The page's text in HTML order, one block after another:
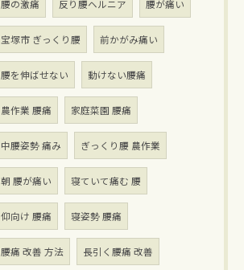
腰の激痛 反り腰ヘルニア 腰が痛い
宝塚市 ぎっくり腰 前かがみ痛い
腰を伸ばせない 動けない腰痛
農作業 腰痛 家庭菜園 腰痛
中腰姿勢 痛み ぎっくり腰 農作業
朝 腰が痛い 寝ていて痛む 腰
仰向け 腰痛 寝姿勢 腰痛
腰痛 改善 方法 長引く腰痛 改善